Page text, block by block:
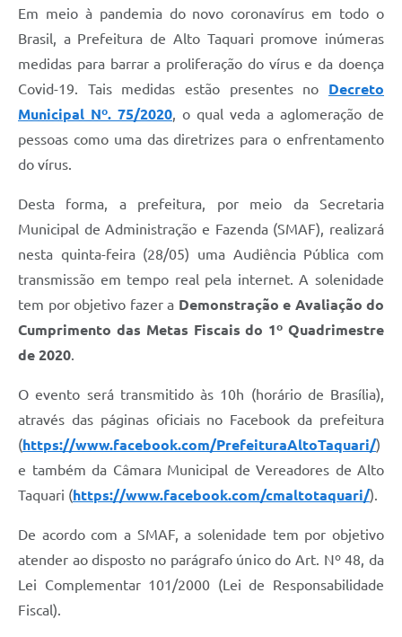
Em meio à pandemia do novo coronavírus em todo o
Brasil, a Prefeitura de Alto Taquari promove inúmeras
medidas para barrar a proliferação do vírus e da doença
Covid-19. Tais medidas estão presentes no Decreto
Municipal Nº. 75/2020, o qual veda a aglomeração de
pessoas como uma das diretrizes para o enfrentamento
do vírus.
Desta forma, a prefeitura, por meio da Secretaria
Municipal de Administração e Fazenda (SMAF), realizará
nesta quinta-feira (28/05) uma Audiência Pública com
transmissão em tempo real pela internet. A solenidade
tem por objetivo fazer a Demonstração e Avaliação do
Cumprimento das Metas Fiscais do 1º Quadrimestre
de 2020.
O evento será transmitido às 10h (horário de Brasília),
através das páginas oficiais no Facebook da prefeitura
(https://www.facebook.com/PrefeituraAltoTaquari/)
e também da Câmara Municipal de Vereadores de Alto
Taquari (https://www.facebook.com/cmaltotaquari/).
De acordo com a SMAF, a solenidade tem por objetivo
atender ao disposto no parágrafo único do Art. Nº 48, da
Lei Complementar 101/2000 (Lei de Responsabilidade
Fiscal).